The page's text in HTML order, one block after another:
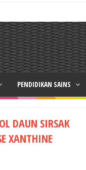
PENDIDIKAN SAINS
DAUN SIRSAK
XANTHINE